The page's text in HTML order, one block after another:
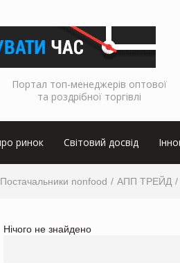
Портал топ-менеджерів оптової
та роздрібної торгівлі
ринок Світовий досвід
Постачальники nonfood АПП ТРЕЙД
Нічого не знайдено